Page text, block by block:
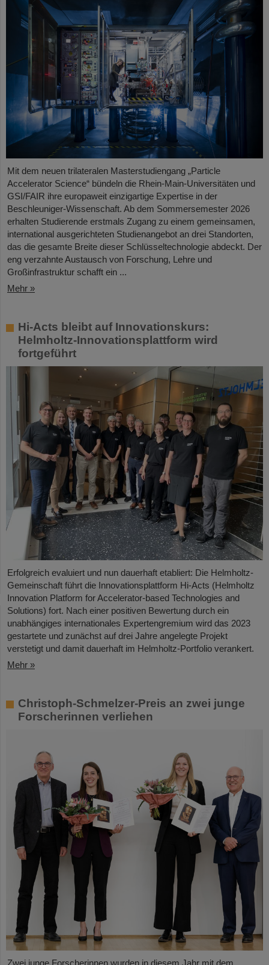
Mit dem neuen trilateralen Masterstudiengang „Particle
Accelerator Science“ bündeln die Rhein-Main-Universitäten und
GSI/FAIR ihre europaweit einzigartige Expertise in der
Beschleuniger-Wissenschaft. Ab dem Sommersemester 2026
erhalten Studierende erstmals Zugang zu einem gemeinsamen,
international ausgerichteten Studienangebot an drei Standorten,
das die gesamte Breite dieser Schlüsseltechnologie abdeckt. Der
eng verzahnte Austausch von Forschung, Lehre und
Großinfrastruktur schafft ein ...
Mehr »
Hi-Acts bleibt auf Innovationskurs:
Helmholtz-Innovationsplattform wird
fortgeführt
Erfolgreich evaluiert und nun dauerhaft etabliert: Die Helmholtz-
Gemeinschaft führt die Innovationsplattform Hi-Acts (Helmholtz
Innovation Platform for Accelerator-based Technologies and
Solutions) fort. Nach einer positiven Bewertung durch ein
unabhängiges internationales Expertengremium wird das 2023
gestartete und zunächst auf drei Jahre angelegte Projekt
verstetigt und damit dauerhaft im Helmholtz-Portfolio verankert.
Mehr »
Christoph-Schmelzer-Preis an zwei junge
Forscherinnen verliehen
Zwei junge Forscherinnen wurden in diesem Jahr mit dem